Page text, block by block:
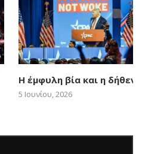
Η έμφυλη βία και η δήθεν
5 Ιουνίου, 2026